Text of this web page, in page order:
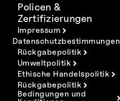
Policen &
Zertifizierungen
Impressum
Datenschutzbestimmungen
Rückgabepolitik
Umweltpolitik
Ethische Handelspolitik
Rückgabepolitik
Bedingungen und